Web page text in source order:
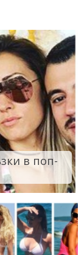
в поп-